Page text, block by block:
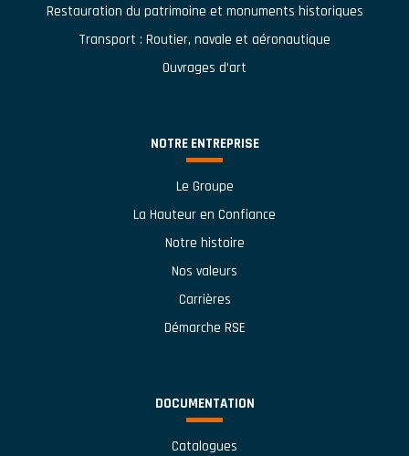
Restauration du patrimoine et monuments historiques
Transport : Routier, navale et aéronautique
Ouvrages d’art
NOTRE ENTREPRISE
Le Groupe
La Hauteur en Confiance
Notre histoire
Nos valeurs
Carrières
Démarche RSE
DOCUMENTATION
Catalogues